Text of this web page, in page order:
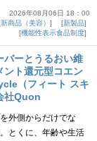
2026年08月06日 18：00
新商品（美容）
新製品
機能性表示食品制度
バーとうるおい維
ント還元型コエン
（フィート スキ
社Quon
外側からだけでな
とくに、年齢や生活